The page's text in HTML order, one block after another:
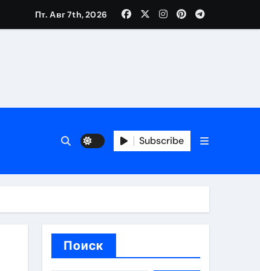
наращивания ресниц
Пт. Авг 7th, 2026
Subscribe
Поиск